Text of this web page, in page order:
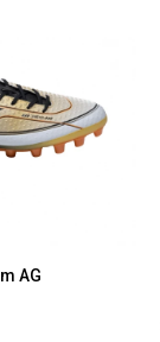
AG